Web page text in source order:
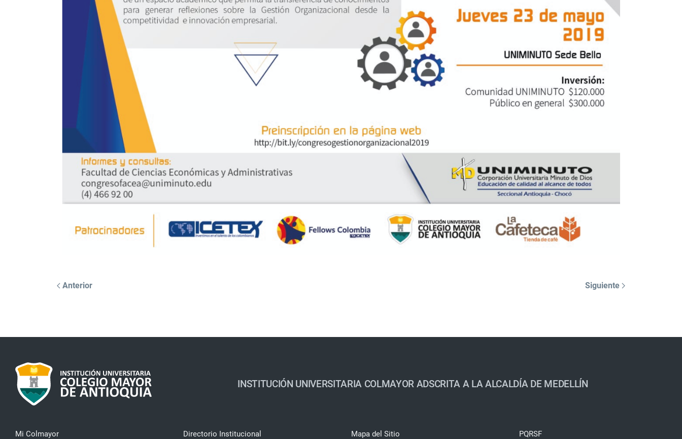
Anterior Siguiente
INSTITUCIÓN UNIVERSITARIA COLMAYOR ADSCRITA A LA ALCALDÍA DE MEDELLÍN
Mi Colmayor
Directorio Institucional
Mapa del Sitio
PQRSF